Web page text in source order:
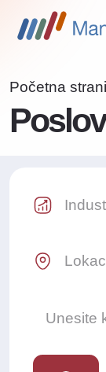
Početna
Industry
Location